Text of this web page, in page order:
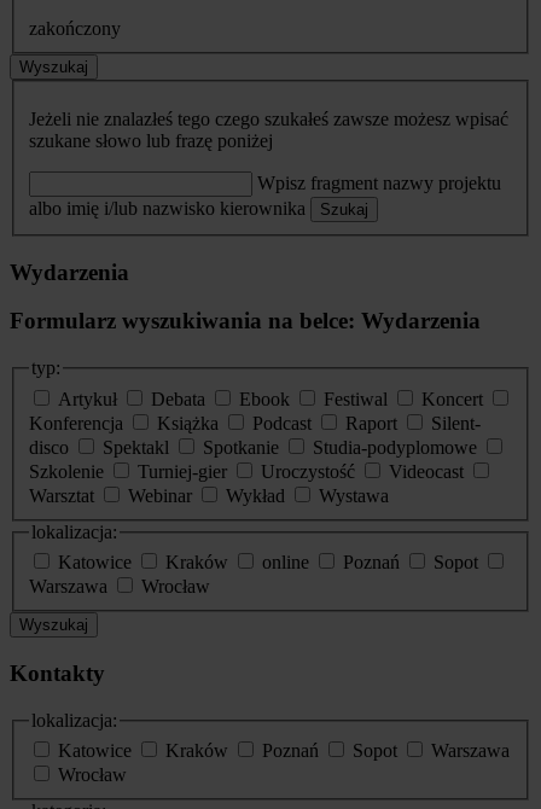
zakończony
Wyszukaj
Jeżeli nie znalazłeś tego czego szukałeś zawsze możesz wpisać
szukane słowo lub frazę poniżej
Wpisz fragment nazwy projektu
albo imię i/lub nazwisko kierownika
Szukaj
Wydarzenia
Formularz wyszukiwania na belce: Wydarzenia
typ:
Artykuł
Debata Ebook Festiwal
Koncert
Konferencja
Książka Podcast Raport
Silent-
disco
Spektakl Spotkanie
Studia-podyplomowe
Szkolenie
Turniej-gier Uroczystość
Videocast
Warsztat
Webinar Wykład
Wystawa
lokalizacja:
Katowice
Kraków online Poznań
Sopot
Warszawa
Wrocław
Wyszukaj
Kontakty
lokalizacja:
Katowice
Kraków Poznań Sopot
Warszawa
Wrocław